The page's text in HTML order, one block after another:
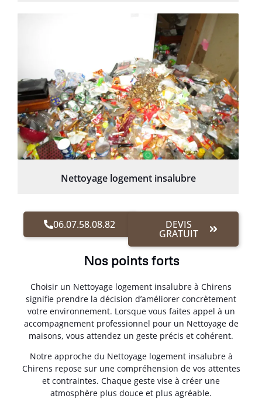
Nettoyage logement insalubre
06.07.58.08.82 DEVIS
GRATUIT
Nos points forts
Choisir un Nettoyage logement insalubre à Chirens
signifie prendre la décision d’améliorer concrètement
votre environnement. Lorsque vous faites appel à un
accompagnement professionnel pour un Nettoyage de
maisons, vous attendez un geste précis et cohérent.
Notre approche du Nettoyage logement insalubre à
Chirens repose sur une compréhension de vos attentes
et contraintes. Chaque geste vise à créer une
atmosphère plus douce et plus agréable.